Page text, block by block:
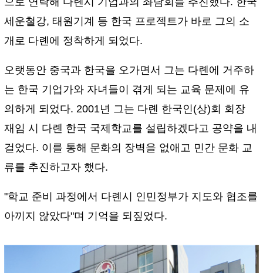
세운철강, 태원기계 등 한국 프로젝트가 바로 그의 소
개로 다롄에 정착하게 되었다.
오랫동안 중국과 한국을 오가면서 그는 다롄에 거주하
는 한국 기업가와 자녀들이 겪게 되는 교육 문제에 유
의하게 되었다. 2001년 그는 다롄 한국인(상)회 회장
재임 시 다롄 한국 국제학교를 설립하겠다고 공약을 내
걸었다. 이를 통해 문화의 장벽을 없애고 민간 문화 교
류를 추진하고자 했다.
"학교 준비 과정에서 다롄시 인민정부가 지도와 협조를
아끼지 않았다"며 기억을 되짚었다.